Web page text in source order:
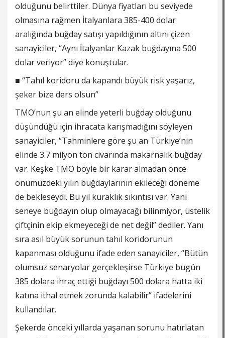
olduğunu belirttiler. Dünya fiyatları bu seviyede
olmasına rağmen İtalyanlara 385-400 dolar
aralığında buğday satışı yapıldığının altını çizen
sanayiciler, “Aynı İtalyanlar Kazak buğdayına 500
dolar veriyor” diye konuştular.
■ “Tahıl koridoru da kapandı büyük risk yaşarız,
şeker bize ders olsun”
TMO’nun şu an elinde yeterli buğday olduğunu
düşündüğü için ihracata karışmadığını söyleyen
sanayiciler, “Tahminlere göre şu an Türkiye’nin
elinde 3.7 milyon ton civarında makarnalık buğday
var. Keşke TMO böyle bir karar almadan önce
önümüzdeki yılın buğdaylarının ekileceği döneme
de bekleseydi. Bu yıl kuraklık sıkıntısı var. Yani
seneye buğdayın olup olmayacağı bilinmiyor, üstelik
çiftçinin ekip ekmeyeceği de net değil” dediler. Yanı
sıra asıl büyük sorunun tahıl koridorunun
kapanması olduğunu ifade eden sanayiciler, “Bütün
olumsuz senaryolar gerçekleşirse Türkiye bugün
385 dolara ihraç ettiği buğdayı 500 dolara hatta iki
katına ithal etmek zorunda kalabilir” ifadelerini
kullandılar.
Şekerde önceki yıllarda yaşanan sorunu hatırlatan